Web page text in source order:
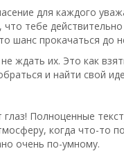
для каждого
тебе
шанс прокачаться до
их. Это как
и найти свой
Полноценные
когда что-то
очень по-умному.